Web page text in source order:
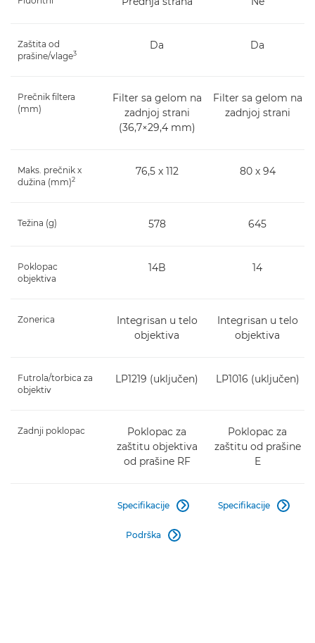
Zaštita od
prašine/vlage3
Da Da
Prečnik filtera
(mm)
Filter sa gelom na
zadnjoj strani
(36,7×29,4 mm)
Filter sa gelom na
zadnjoj strani
Maks. prečnik x
dužina (mm)2
76,5 x 112 80 x 94
Težina (g) 578 645
Poklopac
objektiva
14B 14
Zonerica
Integrisan u telo
objektiva
Integrisan u telo
objektiva
Futrola/torbica za
objektiv
LP1219 (uključen) LP1016 (uključen)
Zadnji poklopac
Poklopac za
zaštitu objektiva
od prašine RF
Poklopac za
zaštitu od prašine
E
Specifikacije 
Podrška 
Specifikacije 